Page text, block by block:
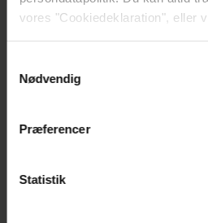
vores "Cookiedeklaration", eller
Vi anvender egne cookies og
generere statistik og huske
Nødvendig
Præferencer
Statistik
Afslører
Bruun Larsen